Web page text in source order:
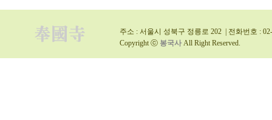
주소 : 서울시 성북구 정릉로 202 | 전화번호 :
Copyright ⓒ 봉국사 All Right Reserved.